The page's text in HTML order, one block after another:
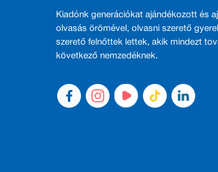
Kiadónk generációkat ajándékozott és
olvasás örömével, olvasni szerető
szerető felnőttek lettek, akik mindezt
következő nemzedéknek.